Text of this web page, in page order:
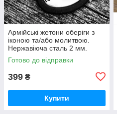
Армійські жетони оберіги з
іконою та/або молитвою.
Нержавіюча сталь 2 мм.
Оплата на пошті. Гарантія 10
років. Жетон ЗСУ.
Готово до відправки
399 ₴
Купити